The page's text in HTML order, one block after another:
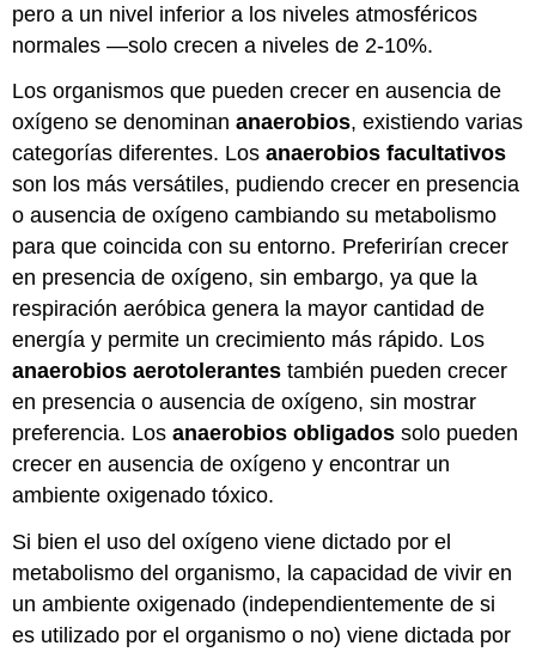
pero a un nivel inferior a los niveles atmosféricos
normales —solo crecen a niveles de 2-10%.
Los organismos que pueden crecer en ausencia de
oxígeno se denominananaerobios, existiendo varias
categorías diferentes. Losanaerobios facultativos
son los más versátiles, pudiendo crecer en presencia
o ausencia de oxígeno cambiando su metabolismo
para que coincida con su entorno. Preferirían crecer
en presencia de oxígeno, sin embargo, ya que la
respiración aeróbica genera la mayor cantidad de
energía y permite un crecimiento más rápido. Los
anaerobios aerotolerantes también pueden crecer
en presencia o ausencia de oxígeno, sin mostrar
preferencia. Losanaerobios obligados solo pueden
crecer en ausencia de oxígeno y encontrar un
ambiente oxigenado tóxico.
Si bien el uso del oxígeno viene dictado por el
metabolismo del organismo, la capacidad de vivir en
un ambiente oxigenado (independientemente de si
es utilizado por el organismo o no) viene dictada por